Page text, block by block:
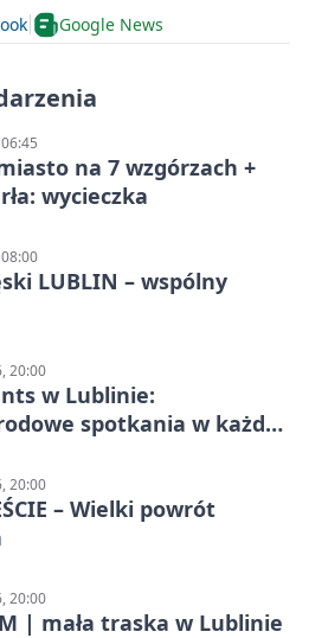
Google News
na 7 wzgórzach +
wycieczka
LUBLIN – wspólny
20:00
w Lublinie:
spotkania w każdą
20:00
– Wielki powrót
20:00
| mała traska w Lublinie